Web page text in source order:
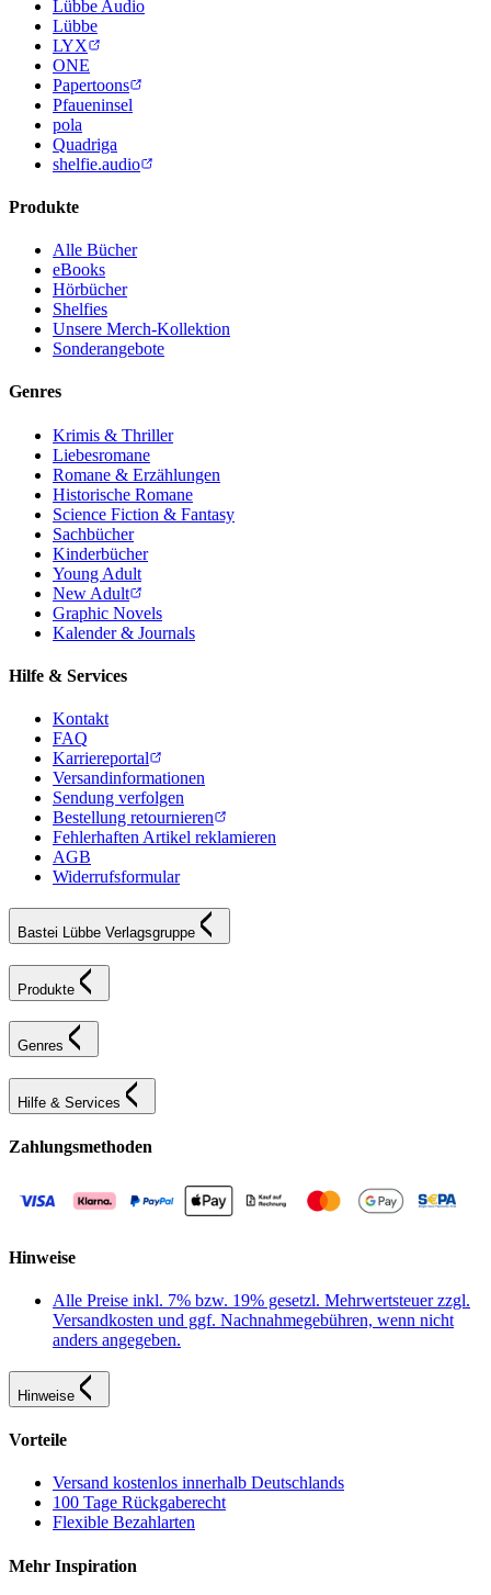
Lübbe Audio
Lübbe
LYX
ONE
Papertoons
Pfaueninsel
pola
Quadriga
shelfie.audio
Produkte
Alle Bücher
eBooks
Hörbücher
Shelfies
Unsere Merch-Kollektion
Sonderangebote
Genres
Krimis & Thriller
Liebesromane
Romane & Erzählungen
Historische Romane
Science Fiction & Fantasy
Sachbücher
Kinderbücher
Young Adult
New Adult
Graphic Novels
Kalender & Journals
Hilfe & Services
Kontakt
FAQ
Karriereportal
Versandinformationen
Sendung verfolgen
Bestellung retournieren
Fehlerhaften Artikel reklamieren
AGB
Widerrufsformular
Bastei Lübbe Verlagsgruppe
Produkte
Genres
Hilfe & Services
Zahlungsmethoden
Hinweise
Alle Preise inkl. 7% bzw. 19% gesetzl. Mehrwertsteuer zzgl.
Versandkosten und ggf. Nachnahmegebühren, wenn nicht
anders angegeben.
Hinweise
Vorteile
Versand kostenlos innerhalb Deutschlands
100 Tage Rückgaberecht
Flexible Bezahlarten
Mehr Inspiration